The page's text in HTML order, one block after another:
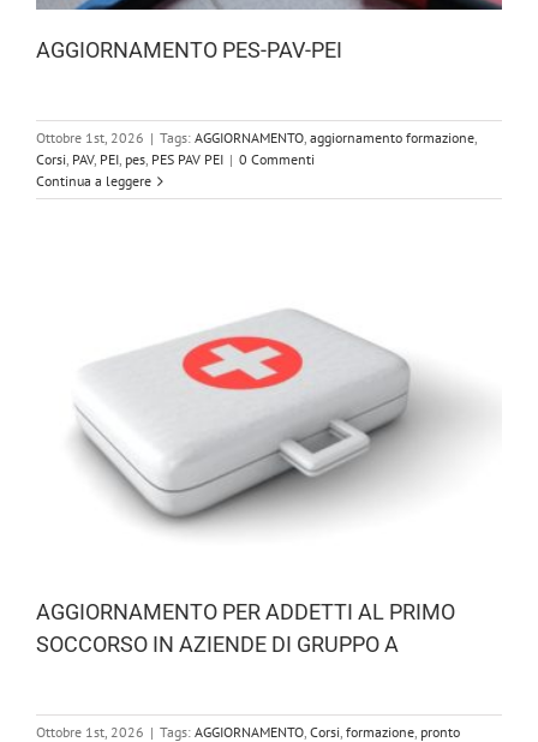
AGGIORNAMENTO PES-PAV-PEI
Ottobre 1st, 2026 | Tags: AGGIORNAMENTO aggiornamento formazione
Corsi PAV, PEI pes PES PAV PEI | 0 Commenti
Continua a leggere
AGGIORNAMENTO PER ADDETTI AL PRIMO
SOCCORSO IN AZIENDE DI GRUPPO A
Ottobre 1st, 2026 | Tags: AGGIORNAMENTO Corsi formazione pronto